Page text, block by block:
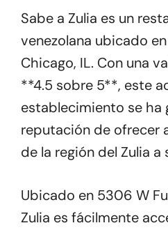
Sabe a Zulia es un
venezolana ubicado
Chicago, IL. Con una
**4.5 sobre 5**, este
establecimiento se ha
reputación de ofrecer
de la región del Zulia a
Ubicado en 5306 W
Zulia es fácilmente